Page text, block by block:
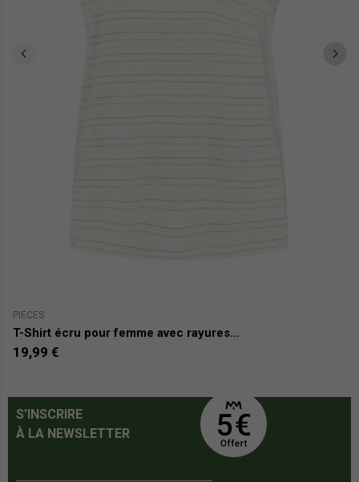
PIECES
T-Shirt écru pour femme avec rayures...
19,99 €
S'INSCRIRE
À LA NEWSLETTER